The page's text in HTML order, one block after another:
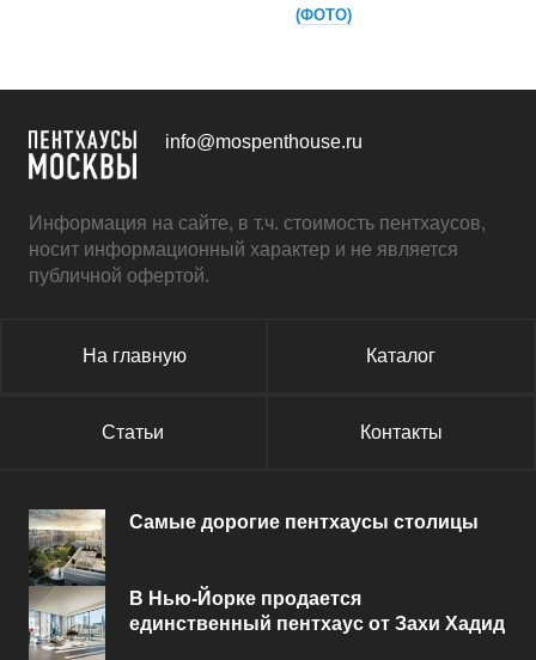
(ФОТО)
info@mospenthouse.ru
Информация на сайте, в т.ч. стоимость пентхаусов,
носит информационный характер и не является
публичной офертой.
На главную Каталог
Статьи Контакты
Самые дорогие пентхаусы столицы
В Нью-Йорке продается
единственный пентхаус от Захи Хадид